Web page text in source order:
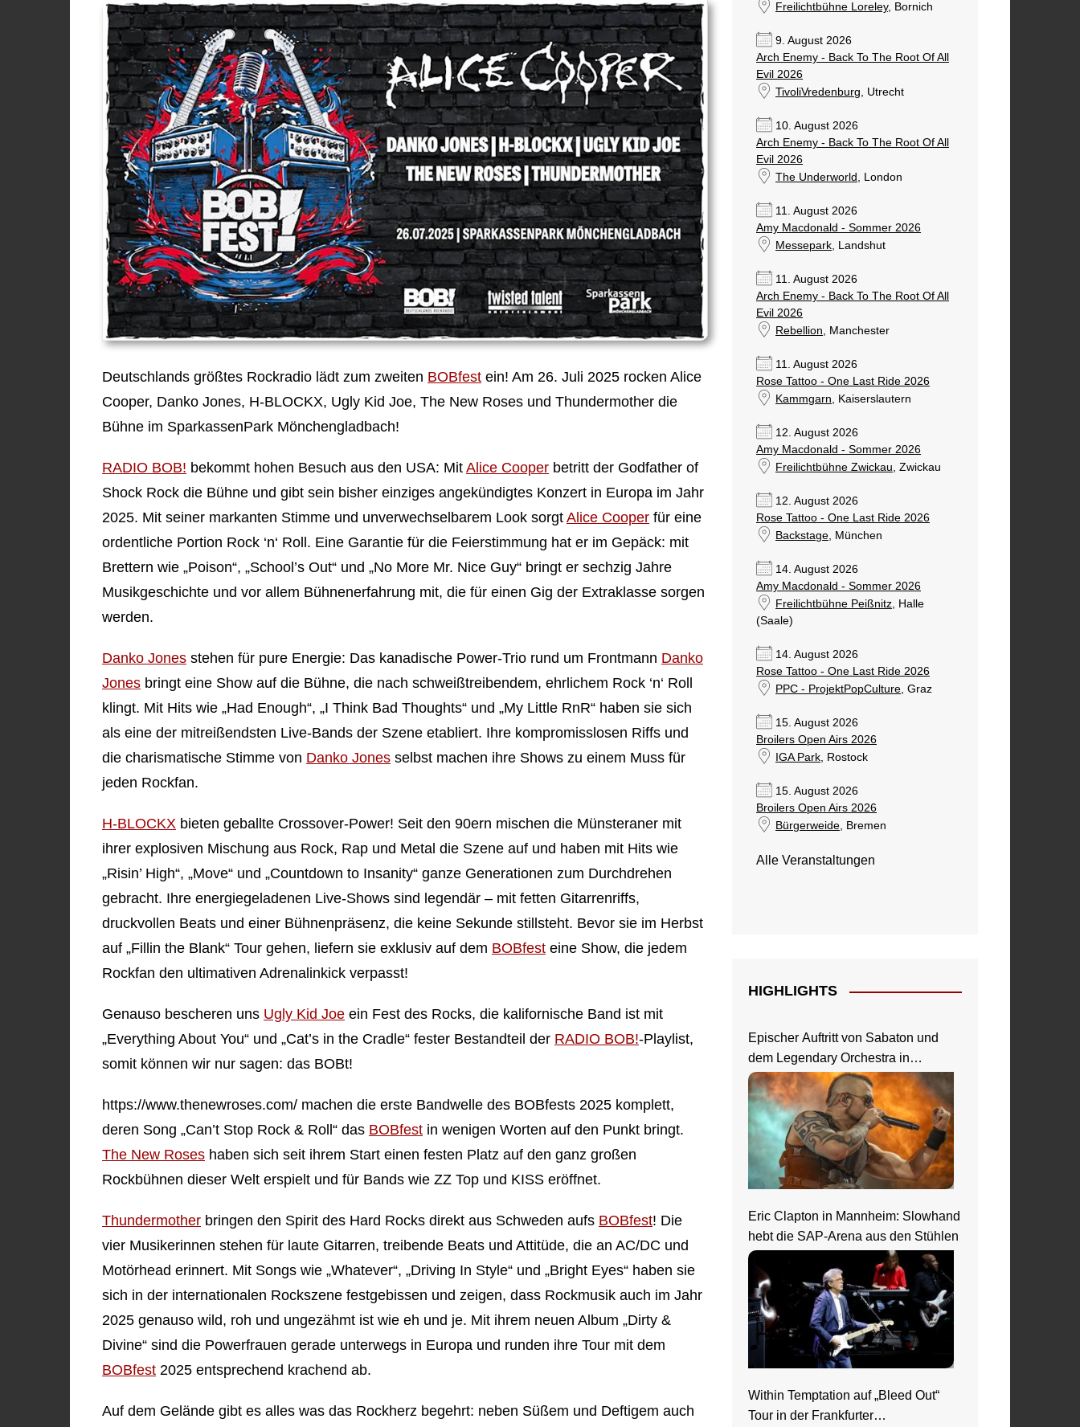
Deutschlands größtes Rockradio lädt zum zweiten BOBfest ein! Am 26. Juli 2025 rocken Alice
Cooper, Danko Jones, H-BLOCKX, Ugly Kid Joe, The New Roses und Thundermother die
Bühne im SparkassenPark Mönchengladbach!
RADIO BOB! bekommt hohen Besuch aus den USA: Mit Alice Cooper betritt der Godfather of
Shock Rock die Bühne und gibt sein bisher einziges angekündigtes Konzert in Europa im Jahr
2025. Mit seiner markanten Stimme und unverwechselbarem Look sorgt Alice Cooper für eine
ordentliche Portion Rock ‘n‘ Roll. Eine Garantie für die Feierstimmung hat er im Gepäck: mit
Brettern wie „Poison“, „School’s Out“ und „No More Mr. Nice Guy“ bringt er sechzig Jahre
Musikgeschichte und vor allem Bühnenerfahrung mit, die für einen Gig der Extraklasse sorgen
werden.
Danko Jones stehen für pure Energie: Das kanadische Power-Trio rund um Frontmann Danko
Jones bringt eine Show auf die Bühne, die nach schweißtreibendem, ehrlichem Rock ‘n‘ Roll
klingt. Mit Hits wie „Had Enough“, „I Think Bad Thoughts“ und „My Little RnR“ haben sie sich
als eine der mitreißendsten Live-Bands der Szene etabliert. Ihre kompromisslosen Riffs und
die charismatische Stimme von Danko Jones selbst machen ihre Shows zu einem Muss für
jeden Rockfan.
H-BLOCKX bieten geballte Crossover-Power! Seit den 90ern mischen die Münsteraner mit
ihrer explosiven Mischung aus Rock, Rap und Metal die Szene auf und haben mit Hits wie
„Risin’ High“, „Move“ und „Countdown to Insanity“ ganze Generationen zum Durchdrehen
gebracht. Ihre energiegeladenen Live-Shows sind legendär – mit fetten Gitarrenriffs,
druckvollen Beats und einer Bühnenpräsenz, die keine Sekunde stillsteht. Bevor sie im Herbst
auf „Fillin the Blank“ Tour gehen, liefern sie exklusiv auf dem BOBfest eine Show, die jedem
Rockfan den ultimativen Adrenalinkick verpasst!
Genauso bescheren uns Ugly Kid Joe ein Fest des Rocks, die kalifornische Band ist mit
„Everything About You“ und „Cat’s in the Cradle“ fester Bestandteil der RADIO BOB!-Playlist,
somit können wir nur sagen: das BOBt!
https://www.thenewroses.com/ machen die erste Bandwelle des BOBfests 2025 komplett,
deren Song „Can’t Stop Rock & Roll“ das BOBfest in wenigen Worten auf den Punkt bringt.
The New Roses haben sich seit ihrem Start einen festen Platz auf den ganz großen
Rockbühnen dieser Welt erspielt und für Bands wie ZZ Top und KISS eröffnet.
Thundermother bringen den Spirit des Hard Rocks direkt aus Schweden aufs BOBfest! Die
vier Musikerinnen stehen für laute Gitarren, treibende Beats und Attitüde, die an AC/DC und
Motörhead erinnert. Mit Songs wie „Whatever“, „Driving In Style“ und „Bright Eyes“ haben sie
sich in der internationalen Rockszene festgebissen und zeigen, dass Rockmusik auch im Jahr
2025 genauso wild, roh und ungezähmt ist wie eh und je. Mit ihrem neuen Album „Dirty &
Divine“ sind die Powerfrauen gerade unterwegs in Europa und runden ihre Tour mit dem
BOBfest 2025 entsprechend krachend ab.
Auf dem Gelände gibt es alles was das Rockherz begehrt: neben Süßem und Deftigem auch
Freilichtbühne Loreley, Bornich
9. August 2026
Arch Enemy - Back To The Root Of All
Evil 2026
TivoliVredenburg, Utrecht
10. August 2026
Arch Enemy - Back To The Root Of All
Evil 2026
The Underworld , London
11. August 2026
Amy Macdonald - Sommer 2026
Messepark, Landshut
11. August 2026
Arch Enemy - Back To The Root Of All
Evil 2026
Rebellion, Manchester
11. August 2026
Rose Tattoo - One Last Ride 2026
Kammgarn, Kaiserslautern
12. August 2026
Amy Macdonald - Sommer 2026
Freilichtbühne Zwickau, Zwickau
12. August 2026
Rose Tattoo - One Last Ride 2026
Backstage, München
14. August 2026
Amy Macdonald - Sommer 2026
Freilichtbühne Peißnitz, Halle
(Saale)
14. August 2026
Rose Tattoo - One Last Ride 2026
PPC - ProjektPopCulture, Graz
15. August 2026
Broilers Open Airs 2026
IGA Park, Rostock
15. August 2026
Broilers Open Airs 2026
Bürgerweide, Bremen
Alle Veranstaltungen
HIGHLIGHTS
Epischer Auftritt von Sabaton und
dem Legendary Orchestra in
Frankfurt
Eric Clapton in Mannheim: Slowhand
hebt die SAP-Arena aus den Stühlen
Within Temptation auf „Bleed Out“
Tour in der Frankfurter